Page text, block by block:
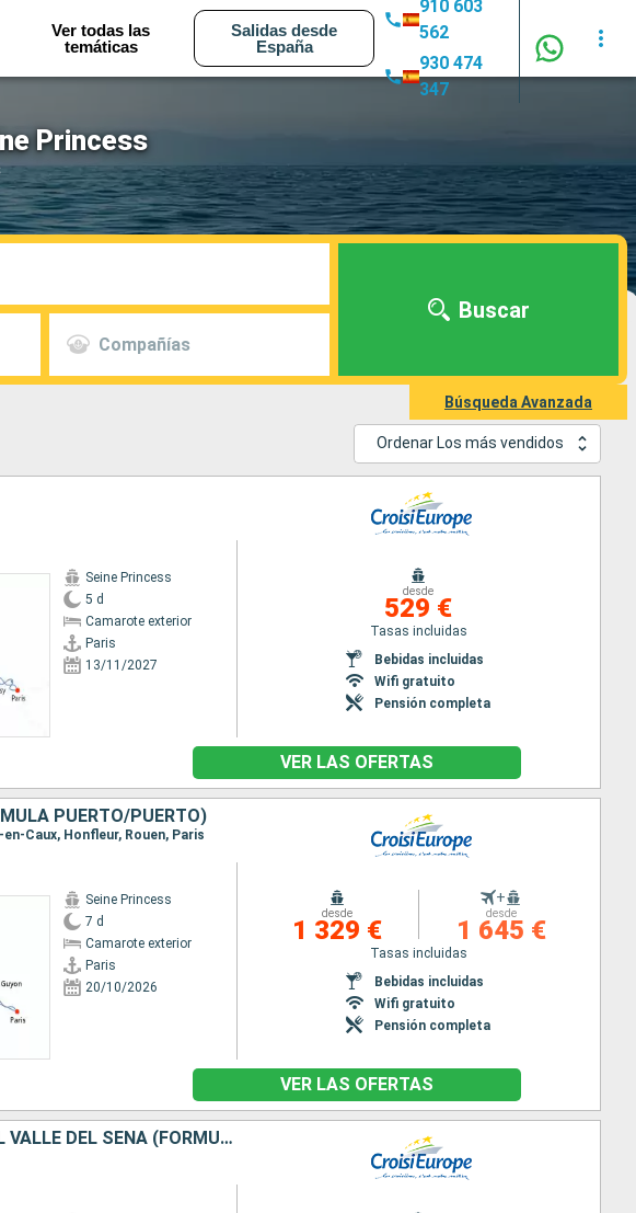
Ver todas las
temáticas
Salidas desde
España
910 603
562
930 474
347
Princess
Compañías
Buscar
Búsqueda Avanzada
Ordenar Los más vendidos
Seine Princess
5 d
Camarote exterior
Paris
13/11/2027
desde
529 €
Tasas incluidas
Bebidas incluidas
Wifi gratuito
Pensión completa
VER LAS OFERTAS
PUERTO/PUERTO)
Caux, Honfleur, Rouen, Paris
Seine Princess
7 d
Camarote exterior
Paris
20/10/2026
desde
1 329 €
+
desde
1 645 €
Tasas incluidas
Bebidas incluidas
Wifi gratuito
Pensión completa
VER LAS OFERTAS
LA ARMADA DE RUAN Y LAS PARADAS MÁS BONITAS DEL VALLE DEL SENA (FORMULA PUERTO/PUERTO)